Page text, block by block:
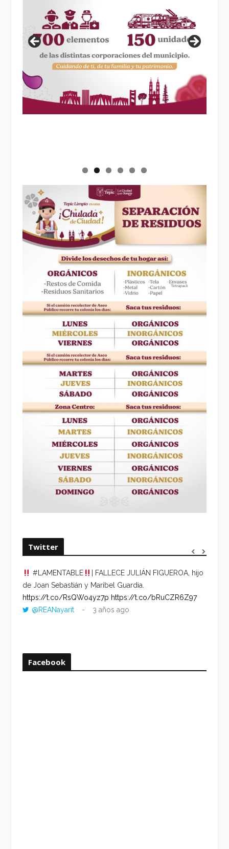
Twitter
#LAMENTABLE
| FALLECE JULIÁN FIGUEROA, hijo
de Joan Sebastián y Maribel Guardia.
https://t.co/RsQWo4yz7p https://t.co/bRuCZR6Z97
@REANayarit
3 años ago
Facebook